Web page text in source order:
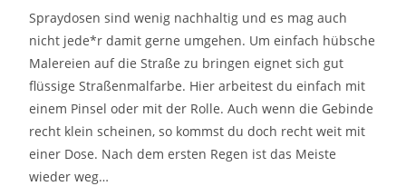
Spraydosen sind wenig nachhaltig und es mag auch
nicht jede*r damit gerne umgehen. Um einfach hübsche
Malereien auf die Straße zu bringen eignet sich gut
flüssige Straßenmalfarbe. Hier arbeitest du einfach mit
einem Pinsel oder mit der Rolle. Auch wenn die Gebinde
recht klein scheinen, so kommst du doch recht weit mit
einer Dose. Nach dem ersten Regen ist das Meiste
wieder weg…